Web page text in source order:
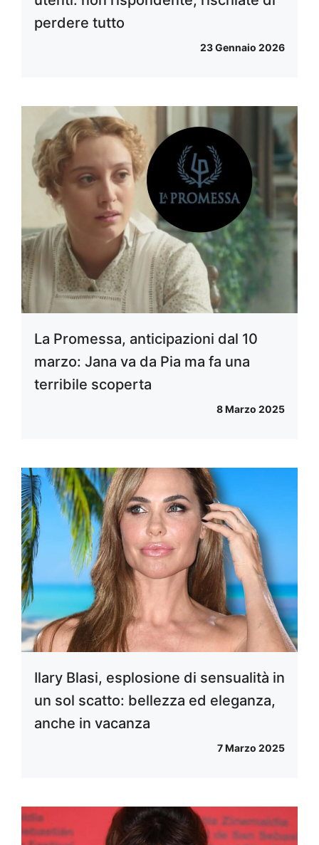
perdere tutto
23 Gennaio 2026
La Promessa, anticipazioni dal 10
marzo: Jana va da Pia ma fa una
terribile scoperta
8 Marzo 2025
Ilary Blasi, esplosione di sensualità in
un sol scatto: bellezza ed eleganza,
anche in vacanza
7 Marzo 2025